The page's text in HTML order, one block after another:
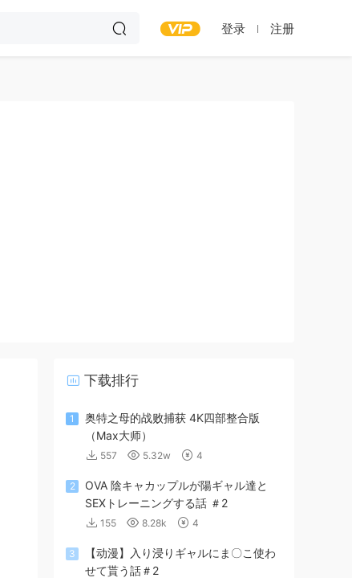
登录 注册
下载排行
1
奥特之母的战败捕获 4K四部整合版
（Max大师）
557 5.32w 4
2
OVA 陰キャカップルが陽ギャル達と
SEXトレーニングする話 ＃2
155 8.28k 4
3
【动漫】入り浸りギャルにま〇こ使わ
せて貰う話＃2